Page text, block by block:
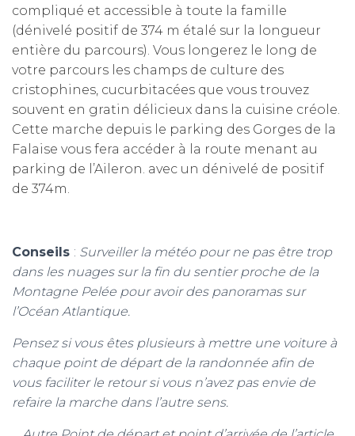
compliqué et accessible à toute la famille
(dénivelé positif de 374 m étalé sur la longueur
entière du parcours). Vous longerez le long de
votre parcours les champs de culture des
cristophines, cucurbitacées que vous trouvez
souvent en gratin délicieux dans la cuisine créole.
Cette marche depuis le parking des Gorges de la
Falaise vous fera accéder à la route menant au
parking de l’Aileron. avec un dénivelé de positif
de 374m.
Conseils : Surveiller la météo pour ne pas être trop
dans les nuages sur la fin du sentier proche de la
Montagne Pelée pour avoir des panoramas sur
l’Océan Atlantique.
Pensez si vous êtes plusieurs à mettre une voiture à
chaque point de départ de la randonnée afin de
vous faciliter le retour si vous n’avez pas envie de
refaire la marche dans l’autre sens.